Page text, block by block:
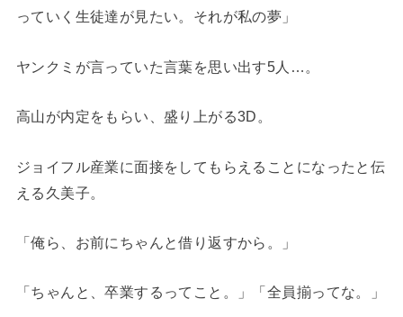
っていく生徒達が見たい。それが私の夢」
ヤンクミが言っていた言葉を思い出す5人…。
高山が内定をもらい、盛り上がる3D。
ジョイフル産業に面接をしてもらえることになったと伝
える久美子。
「俺ら、お前にちゃんと借り返すから。」
「ちゃんと、卒業するってこと。」「全員揃ってな。」